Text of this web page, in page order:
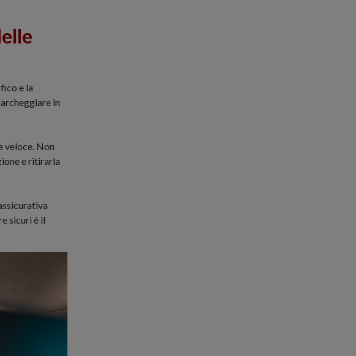
e la
in
veloce. Non
e ritirarla
sicuri è il